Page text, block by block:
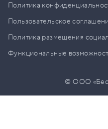
Политика
Пользовательское
Политика размещения
Функциональные
© ООО